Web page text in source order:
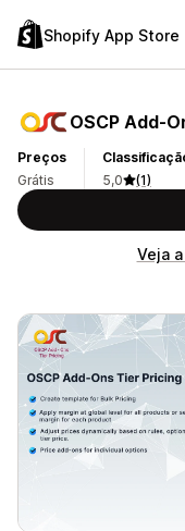
Shopify App Store
OSCP
Preços
Grátis
5,0
(1)
Veja